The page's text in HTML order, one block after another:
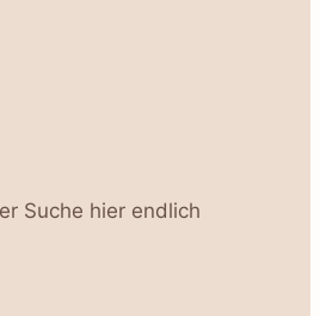
Suche hier endlich